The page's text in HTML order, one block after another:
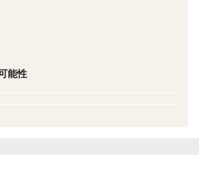
ました。
能性